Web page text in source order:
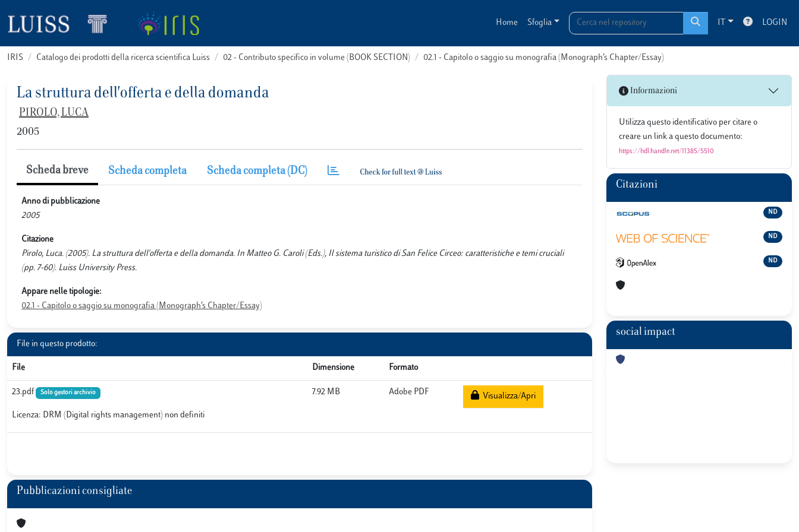
Home Sfoglia IT LOGIN
IRIS Catalogo dei prodotti della ricerca scientifica Luiss 02 - Contributo specifico in volume (BOOK SECTION) 02.1 - Capitolo o saggio su monografia (Monograph’s Chapter/Essay)
La struttura dell'offerta e della domanda
PIROLO, LUCA
2005
Scheda breve Scheda completa Scheda completa (DC)
Anno di pubblicazione
2005
Citazione
Pirolo, Luca. (2005). La struttura dell'offerta e della domanda. In Matteo G. Caroli (Eds.), Il sistema turistico di San Felice Circeo: caratteristiche e temi cruciali
(pp. 7-60). Luiss University Press.
Appare nelle tipologie:
02.1 - Capitolo o saggio su monografia (Monograph’s Chapter/Essay)
File in questo prodotto:
File Dimensione Formato
23.pdf Solo gestori archivio
Licenza: DRM (Digital rights management) non definiti
7.92 MB Adobe PDF Visualizza/Apri
Pubblicazioni consigliate
Informazioni
Utilizza questo identificativo per citare o
creare un link a questo documento:
https://hdl.handle.net/11385/5510
Citazioni
ND
ND
ND
social impact